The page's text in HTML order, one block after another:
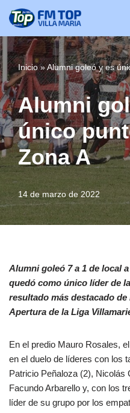
al
contenido
Inicio»Alumni goleó y es
Alumni
único
Zona A
14 de marzo de 2022
Alumni goleó 7 a 1 de local
quedó como único líder de
resultado más destacado
Apertura de la Liga
En el predio Mauro Rosales,
en el duelo de líderes con los
Patricio Peñaloza (2),
Facundo Arbarello y, con los
líder de su grupo por los